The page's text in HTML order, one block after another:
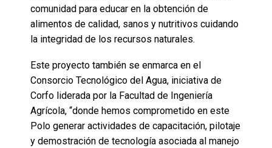
comunidad para educar en la obtención de
alimentos de calidad, sanos y nutritivos cuidando
la integridad de los recursos naturales.
Este proyecto también se enmarca en el
Consorcio Tecnológico del Agua, iniciativa de
Corfo liderada por la Facultad de Ingeniería
Agrícola, “donde hemos comprometido en este
Polo generar actividades de capacitación, pilotaje
y demostración de tecnología asociada al manejo